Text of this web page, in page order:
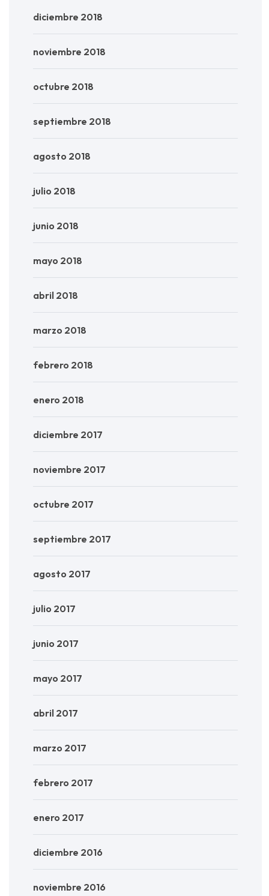
diciembre 2018
noviembre 2018
octubre 2018
septiembre 2018
agosto 2018
julio 2018
junio 2018
mayo 2018
abril 2018
marzo 2018
febrero 2018
enero 2018
diciembre 2017
noviembre 2017
octubre 2017
septiembre 2017
agosto 2017
julio 2017
junio 2017
mayo 2017
abril 2017
marzo 2017
febrero 2017
enero 2017
diciembre 2016
noviembre 2016